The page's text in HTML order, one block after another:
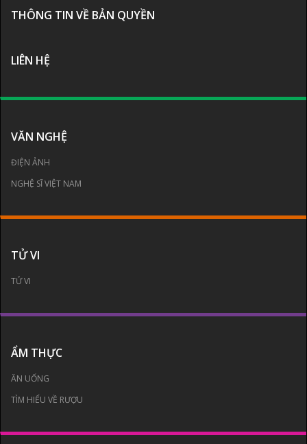
THÔNG TIN VỀ BẢN QUYỀN
LIÊN HỆ
VĂN NGHỆ
ĐIỆN ẢNH
NGHỆ SĨ VIỆT NAM
TỬ VI
TỬ VI
ẨM THỰC
ĂN UỐNG
TÌM HIỂU VỀ RƯỢU